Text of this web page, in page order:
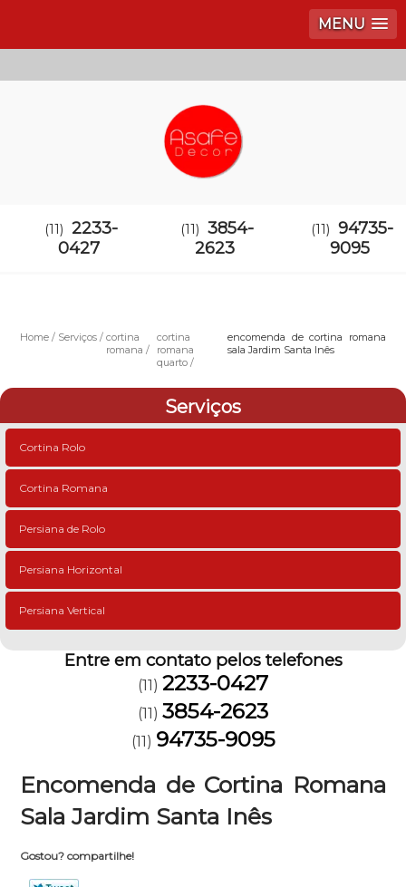
MENU
(11) 2233-
0427
(11) 3854-
2623
(11) 94735-
9095
Home Serviços
cortina
romana
cortina
romana
quarto
encomenda de cortina romana
sala Jardim Santa Inês
Serviços
Cortina Rolo
Cortina Romana
Persiana de Rolo
Persiana Horizontal
Persiana Vertical
Entre em contato pelos telefones
(11) 2233-0427
(11) 3854-2623
(11) 94735-9095
Encomenda de Cortina Romana
Sala Jardim Santa Inês
Gostou? compartilhe!